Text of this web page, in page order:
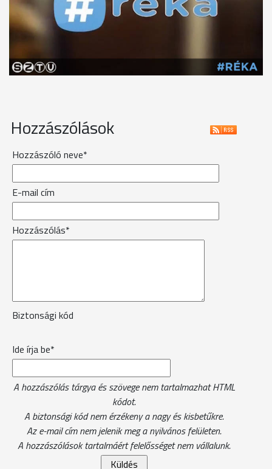
Hozzászólások
Hozzászóló neve*
E-mail cím
Hozzászólás*
Biztonsági kód
Ide írja be*
A hozzászólás tárgya és szövege nem tartalmazhat HTML
kódot.
A biztonsági kód nem érzékeny a nagy és kisbetűkre.
Az e-mail cím nem jelenik meg a nyilvános felületen.
A hozzászólások tartalmáért felelősséget nem vállalunk.